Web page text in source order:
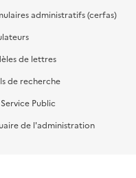
administratifs (cerfas)
de lettres
de recherche
Public
de l'administration